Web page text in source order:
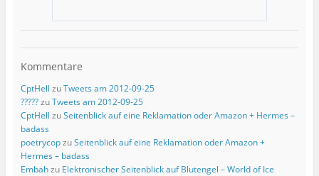
Kommentare
CptHell zuTweets am 2012-09-25
?????zuTweets am 2012-09-25
CptHell zuSeitenblick auf eine Reklamation oder Amazon + Hermes –
badass
poetrycopzuSeitenblick auf eine Reklamation oder Amazon +
Hermes – badass
Embahzu Elektronischer Seitenblick auf Blutengel – World of Ice